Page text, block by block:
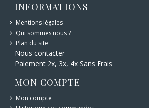
INFORMATIONS
Mentions légales
Qui sommes nous ?
Plan du site
Nous contacter
Paiement 2x, 3x, 4x Sans Frais
MON COMPTE
Mon compte